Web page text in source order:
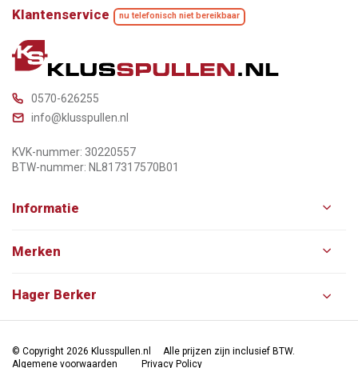
Klantenservice nu telefonisch niet bereikbaar
0570-626255
info@klusspullen.nl
KVK-nummer: 30220557
BTW-nummer: NL817317570B01
Informatie
Merken
Hager Berker
© Copyright 2026 Klusspullen.nl
Alle prijzen zijn inclusief BTW.
Algemene voorwaarden
Privacy Policy